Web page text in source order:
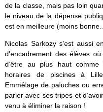
de la classe, mais pas loin
le niveau de la dépense
est en meilleure (moins
Nicolas Sarkozy s’est aussi
d’encadrement des élèves
d’être au plus haut
horaires de piscines à
Emmêlage de paluches ou
parler avec ses tripes et
venu à éliminer la raison !